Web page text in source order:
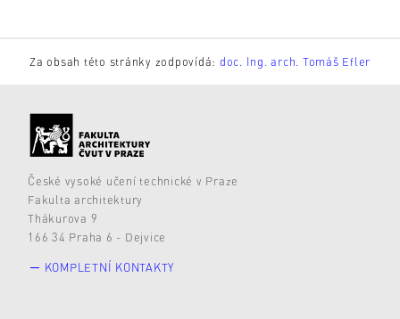
Za obsah této stránky zodpovídá: doc. Ing. arch. Tomáš Efler
České vysoké učení technické v Praze
Fakulta architektury
Thákurova 9
166 34 Praha 6 - Dejvice
KOMPLETNÍ KONTAKTY